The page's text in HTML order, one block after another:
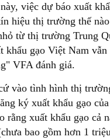
việc dự báo xuất
hiệu thị trường thế
từ thị trường Trung
khẩu gạo Việt Nam
VFA đánh giá.
vào tình hình thị
ký xuất khẩu gạo
rằng xuất khẩu gạo cả
bao gồm hơn 1